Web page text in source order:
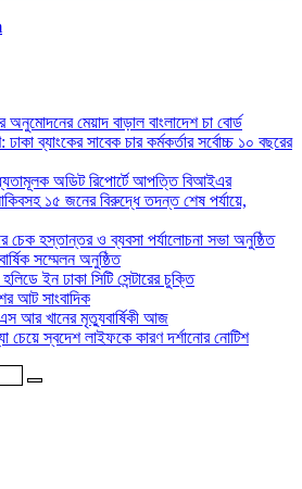
অনুমোদনের মেয়াদ বাড়াল বাংলাদেশ চা বোর্ড
ব্যাংকের সাবেক চার কর্মকর্তার সর্বোচ্চ ১০ বছরের
অডিট রিপোর্টে আপত্তি বিআইএর
১৫ জনের বিরুদ্ধে তদন্ত শেষ পর্যায়ে,
চেক হস্তান্তর ও ব্যবসা পর্যালোচনা সভা অনুষ্ঠিত
সম্মেলন অনুষ্ঠিত
ইন ঢাকা সিটি সেন্টারের চুক্তি
আট সাংবাদিক
এস আর খানের মৃত্যুবার্ষিকী আজ
চেয়ে স্বদেশ লাইফকে কারণ দর্শানোর নোটিশ